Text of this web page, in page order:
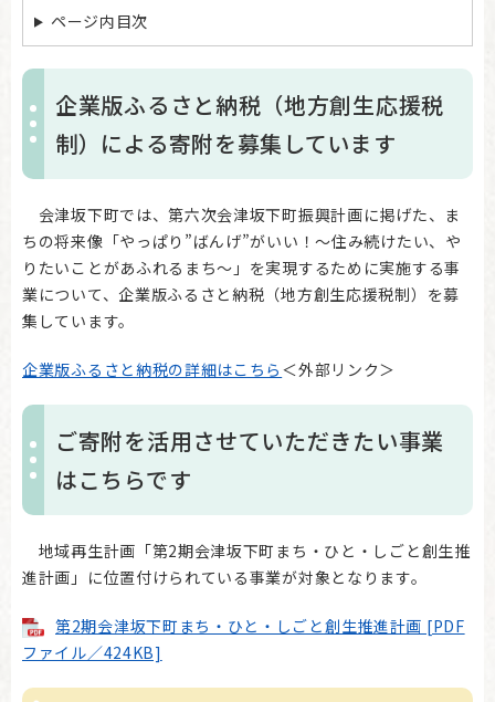
ページ内目次
企業版ふるさと納税（地方創生応援税
制）による寄附を募集しています
会津坂下町では、第六次会津坂下町振興計画に掲げた、ま
ちの将来像「やっぱり”ばんげ”がいい！～住み続けたい、や
りたいことがあふれるまち～」を実現するために実施する事
業について、企業版ふるさと納税（地方創生応援税制）を募
集しています。
企業版ふるさと納税の詳細はこちら ＜外部リンク＞
ご寄附を活用させていただきたい事業
はこちらです
地域再生計画「第2期会津坂下町まち・ひと・しごと創生推
進計画」に位置付けられている事業が対象となります。
第2期会津坂下町まち・ひと・しごと創生推進計画 [PDF
ファイル／424KB]